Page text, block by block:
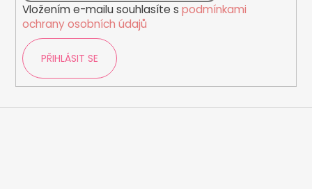
Vložením e-mailu souhlasíte s podmínkami
ochrany osobních údajů
PŘIHLÁSIT SE